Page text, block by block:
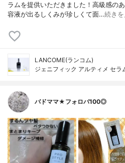
ラムを提供いただきました！高級感の
容液が出るしくみが珍しくて面…続き
LANCOME(ランコム)
ジェニフィック アルティメ セラ
バドママ★フォロバ100◎